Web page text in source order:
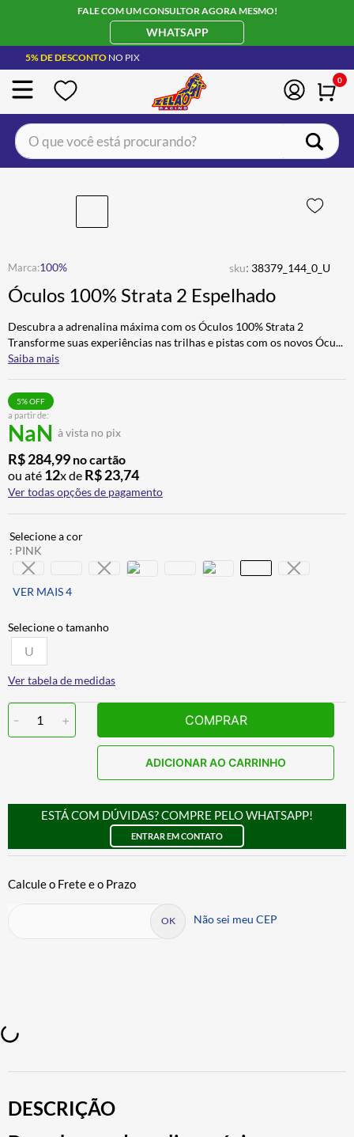
FALE COM UM CONSULTOR AGORA MESMO!
WHATSAPP
5% DE DESCONTO NO PIX
0
O que você está procurando?
100% sku: 38379_144_0_U
Óculos 100% Strata 2 Espelhado
Descubra a adrenalina máxima com os Óculos 100% Strata 2
Transforme suas experiências nas trilhas e pistas com os novos Ócu...
Saiba mais
a partir de:
NaN à vista no pix
5% OFF
R$284,99 no cartão
ou até 12x de R$23,74
Ver todas opções de pagamento
: PINK
VER MAIS 4
U
Ver tabela de medidas
- 1 + COMPRAR
ADICIONAR AO CARRINHO
ESTÁ COM DÚVIDAS? COMPRE PELO WHATSAPP!
ENTRAR EM CONTATO
Não sei meu CEP
DESCRIÇÃO
CAPACETE LS2
BOTA
6º ALPINESTAR
7º BAU
8º
9º